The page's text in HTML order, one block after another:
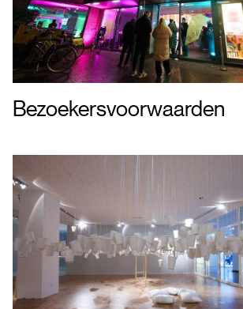
Bezoekersvoorwaarden